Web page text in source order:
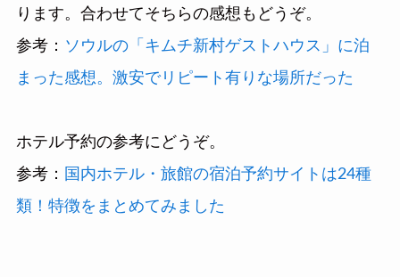
ります。合わせてそちらの感想もどうぞ。
参考： ソウルの「キムチ新村ゲストハウス」に泊
まった感想。激安でリピート有りな場所だった
ホテル予約の参考にどうぞ。
参考：
国内ホテル・旅館の宿泊予約サイトは24種
類！特徴をまとめてみました